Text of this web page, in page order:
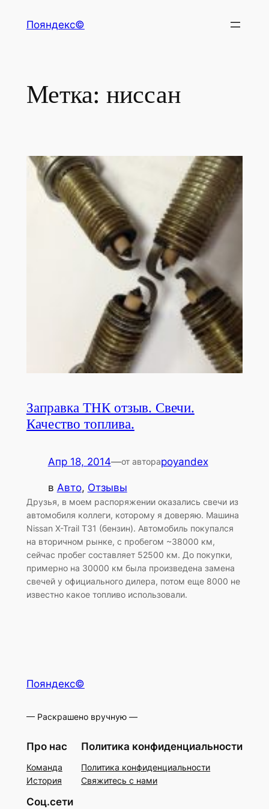
Пояндекс©
Метка: ниссан
Заправка ТНК отзыв. Свечи.
Качество топлива.
Апр 18, 2014—от автораpoyandex
в Авто, Отзывы
Друзья, в моем распоряжении оказались свечи из
автомобиля коллеги, которому я доверяю. Машина
Nissan X-Trail T31 (бензин). Автомобиль покупался
на вторичном рынке, с пробегом ~38000 км,
сейчас пробег составляет 52500 км. До покупки,
примерно на 30000 км была произведена замена
свечей у официального дилера, потом еще 8000 не
известно какое топливо использовали.
Пояндекс©
— Раскрашено вручную —
Про нас
Команда
История
Политика конфиденциальности
Политика конфиденциальности
Свяжитесь с нами
Соц.сети